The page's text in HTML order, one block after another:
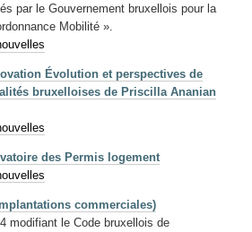
par le Gouvernement bruxellois pour la
Mobilité ».
Évolution et perspectives de
bruxelloises de Priscilla Ananian
des Permis logement
commerciales)
modifiant le Code bruxellois de